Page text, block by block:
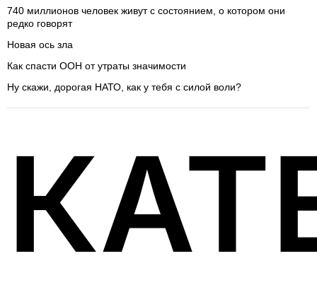
740 миллионов человек живут с состоянием, о котором они
редко говорят
Новая ось зла
Как спасти ООН от утраты значимости
Ну скажи, дорогая НАТО, как у тебя с силой воли?